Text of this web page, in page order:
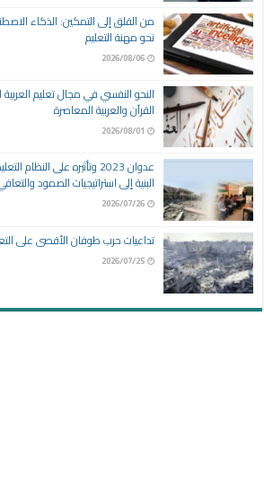
من القلق إلى التمكين: الذكاء
نحو مهنة التعليم
2026/08/06
النحو النفسي في مجال تعليم
القرآن والعربية المعاصرة
2026/08/01
عدوان 2023 وتأثيره على
البنية إلى استراتيجيات الصمود
2026/07/26
تداعيات حرب طوفان الأقصى على
2026/07/25